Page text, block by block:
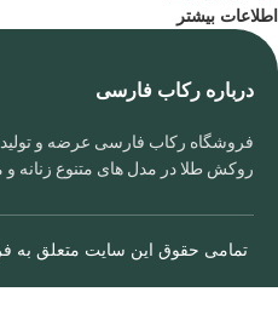
اطلاعات بیشتر
درباره رکاب فارسی
فروشگاه رکاب فارسی عرضه و تولید
روکش طلا در مدل های متنوع زنانه
تمامی حقوق این سایت متعلق به